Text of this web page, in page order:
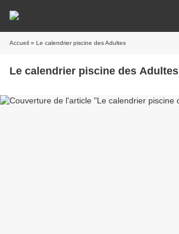
Accueil » Le calendrier piscine des Adultes
Le calendrier piscine des Adultes